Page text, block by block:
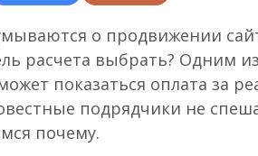
о продвижении
расчета выбрать? Одним
показаться оплата за
подрядчики не
почему.